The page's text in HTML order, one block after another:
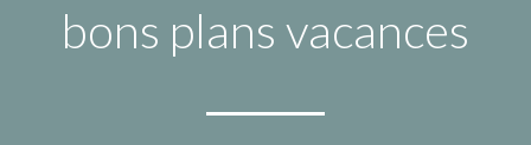
bons plans vacances